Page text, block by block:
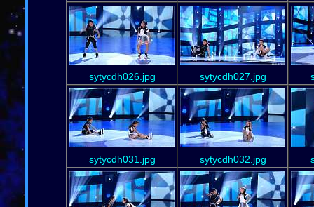
sytycdh026.jpg sytycdh027.jpg
sytycdh031.jpg sytycdh032.jpg